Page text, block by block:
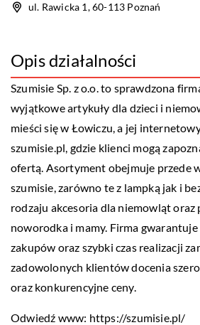
ul. Rawicka 1, 60-113 Poznań
Opis działalności
Szumisie Sp. z o.o. to sprawdzona
wyjątkowe artykuły dla dzieci i
mieści się w Łowiczu, a jej
szumisie.pl, gdzie klienci mogą
ofertą. Asortyment obejmuje przede
szumisie, zarówno te z lampką jak i
rodzaju akcesoria dla niemowląt oraz
noworodka i mamy. Firma
zakupów oraz szybki czas realizacji
zadowolonych klientów docenia
oraz konkurencyjne ceny.
Odwiedź www: https://szumisie.pl/